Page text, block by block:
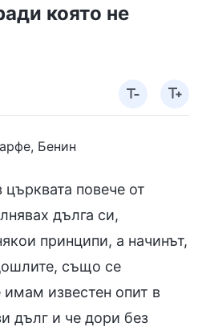
която не
Бенин
повече от
дълга си,
принципи, а начинът,
също се
известен опит в
дълг и че дори без